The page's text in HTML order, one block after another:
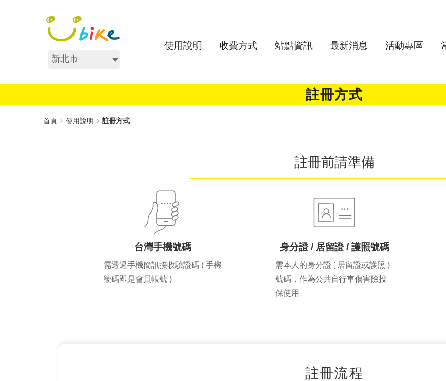
不分區
使用說明 收費方式 站點資訊 最新消息 活動專區
註冊方式
首頁 使用說明 註冊方式
註冊前請準備
台灣手機號碼
需透過手機簡訊接收驗證碼 ( 手機
號碼即是會員帳號 )
身分證 / 居留證 / 護照號碼
需本人的身分證 ( 居留證或護照 )
號碼，作為公共自行車傷害險投
保使用
註冊流程